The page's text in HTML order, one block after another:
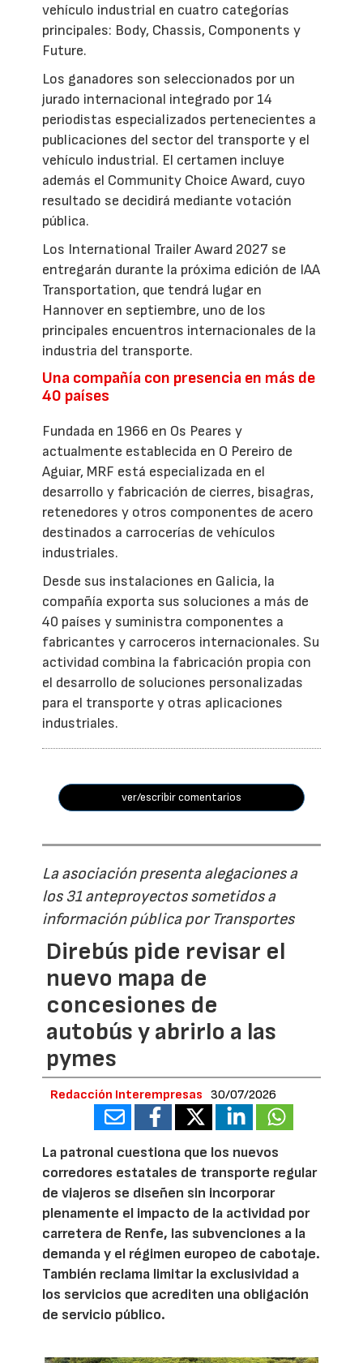
vehículo industrial en cuatro categorías
principales: Body, Chassis, Components y
Future.
Los ganadores son seleccionados por un
jurado internacional integrado por 14
periodistas especializados pertenecientes a
publicaciones del sector del transporte y el
vehículo industrial. El certamen incluye
además el Community Choice Award, cuyo
resultado se decidirá mediante votación
pública.
Los International Trailer Award 2027 se
entregarán durante la próxima edición de IAA
Transportation, que tendrá lugar en
Hannover en septiembre, uno de los
principales encuentros internacionales de la
industria del transporte.
Una compañía con presencia en más de
40 países
Fundada en 1966 en Os Peares y
actualmente establecida en O Pereiro de
Aguiar, MRF está especializada en el
desarrollo y fabricación de cierres, bisagras,
retenedores y otros componentes de acero
destinados a carrocerías de vehículos
industriales.
Desde sus instalaciones en Galicia, la
compañía exporta sus soluciones a más de
40 países y suministra componentes a
fabricantes y carroceros internacionales. Su
actividad combina la fabricación propia con
el desarrollo de soluciones personalizadas
para el transporte y otras aplicaciones
industriales.
ver/escribir comentarios
La asociación presenta alegaciones a
los 31 anteproyectos sometidos a
información pública por Transportes
Direbús pide revisar el
nuevo mapa de
concesiones de
autobús y abrirlo a las
pymes
Redacción Interempresas 30/07/2026
La patronal cuestiona que los nuevos
corredores estatales de transporte regular
de viajeros se diseñen sin incorporar
plenamente el impacto de la actividad por
carretera de Renfe, las subvenciones a la
demanda y el régimen europeo de cabotaje.
También reclama limitar la exclusividad a
los servicios que acrediten una obligación
de servicio público.